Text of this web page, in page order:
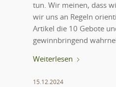
tun. Wir meinen, dass
wir uns an Regeln
Artikel die 10 Gebote
gewinnbringend
Weiterlesen
15.12.2024